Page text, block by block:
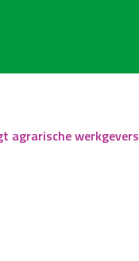
agrarische werkgevers